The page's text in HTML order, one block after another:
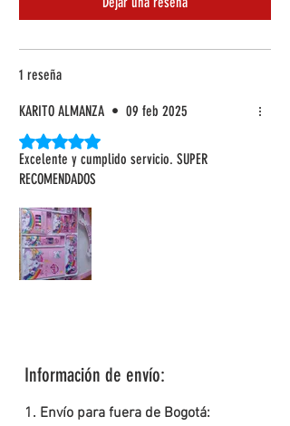
1 reseña
KARITO ALMANZA • 09 feb 2025
Obtuvo 5 de 5 estrellas.
Excelente y cumplido servicio. SUPER
RECOMENDADOS
Información de envío:
1. Envío para fuera de Bogotá: